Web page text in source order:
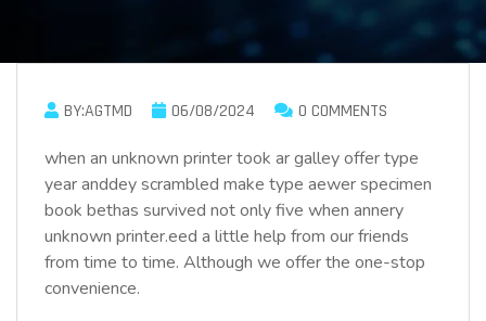
BY:AGTMD 06/08/2024 0 COMMENTS
when an unknown printer took ar galley offer type
year anddey scrambled make type aewer specimen
book bethas survived not only five when annery
unknown printer.eed a little help from our friends
from time to time. Although we offer the one-stop
convenience.